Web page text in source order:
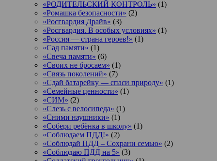
«РОДИТЕЛЬСКИЙ КОНТРОЛЬ» (1)
«Ромашка безопасности» (2)
«Росгвардия Драйв» (3)
«Росгвардия. В особых условиях» (1)
«Россия — страна героев!» (1)
«Сад памяти» (1)
«Свеча памяти» (6)
«Своих не бросаем» (1)
«Связь поколений» (7)
«Сдай батарейку — спаси природу» (1)
«Семейные ценности» (1)
«СИМ» (2)
«Слезь с велосипеда» (1)
«Сними наушники» (1)
«Собери ребёнка в школу» (1)
«Соблюдаем ПДД!» (2)
«Соблюдай ПДД – Сохрани семью» (2)
«Соблюдаю ПДД на 5» (3)